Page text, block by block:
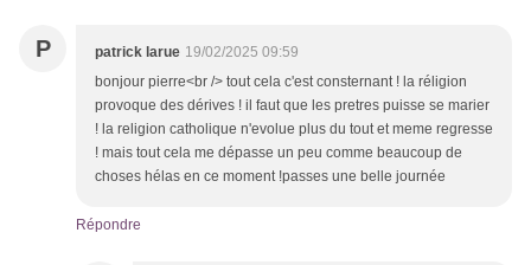
P patrick larue 19/02/2025 09:59
bonjour pierre<br /> tout cela c'est consternant ! la réligion
provoque des dérives ! il faut que les pretres puisse se marier
! la religion catholique n'evolue plus du tout et meme regresse
! mais tout cela me dépasse un peu comme beaucoup de
choses hélas en ce moment !passes une belle journée
Répondre